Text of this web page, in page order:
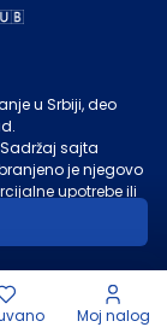
u Srbiji, deo
sajta
je njegovo
upotrebe ili
Moj nalog